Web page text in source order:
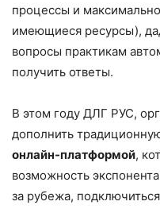
процессы и
имеющиеся ресурсы),
вопросы практикам
получить ответы.
В этом году ДЛГ РУС,
дополнить
онлайн-платформой,
возможность
за рубежа,